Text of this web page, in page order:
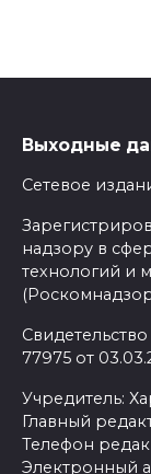
Выходные
Сетевое
надзору в
технологий и
77975 от
Учредитель:
Главный
Телефон
Электронный